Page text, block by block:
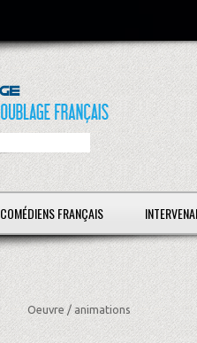
COMÉDIENS FRANÇAIS
Oeuvre / animations